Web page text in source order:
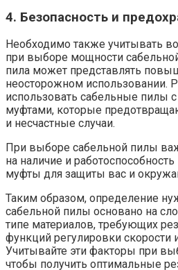
4. Безопасность и
Необходимо также учитывать
при выборе мощности
пила может представлять
неосторожном использовании.
использовать сабельные пилы
муфтами, которые
и несчастные случаи.
При выборе сабельной пилы
на наличие и
муфты для защиты вас и
Таким образом, определение
сабельной пилы основано на
типе материалов, требующих
функций регулировки скорости
Учитывайте эти факторы при
чтобы получить оптимальные